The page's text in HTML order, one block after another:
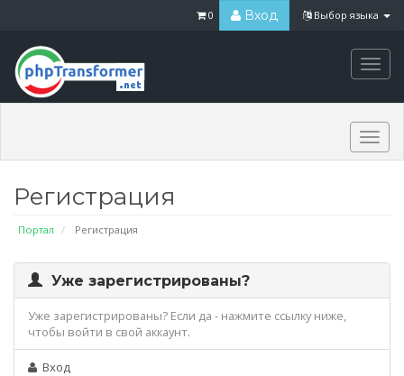
Выбор языка
Вход
0
Регистрация
Портал Регистрация
Уже зарегистрированы?
Уже зарегистрированы? Если да - нажмите ссылку ниже,
чтобы войти в свой аккаунт.
Вход